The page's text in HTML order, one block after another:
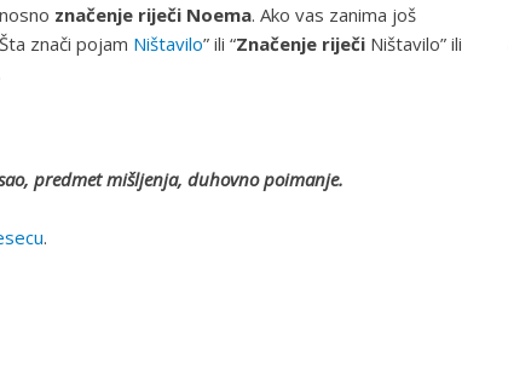
značenje riječi Noema. Ako vas zanima još
znači pojam Ništavilo” ili “Značenje riječi Ništavilo” ili
predmet mišljenja, duhovno poimanje.
.